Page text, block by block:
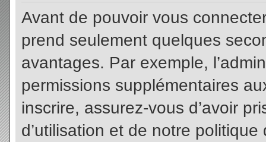
Avant de pouvoir vous
prend seulement quelques
avantages. Par exemple,
permissions supplémentaires
inscrire, assurez-vous d’avoir
d’utilisation et de notre